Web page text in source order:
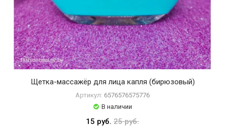
Щетка-массажёр для лица капля (бирюзовый)
Артикул: 6576576575776
В наличии
15 руб. 25 руб.